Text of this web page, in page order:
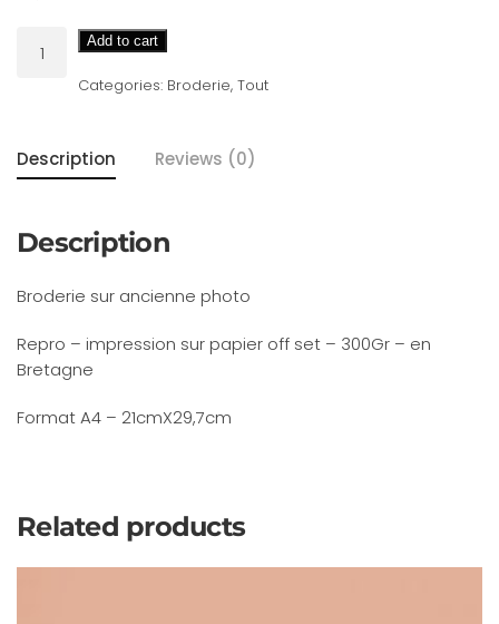
quantity
Add to cart
Categories: Broderie, Tout
Description Reviews (0)
Description
Broderie sur ancienne photo
Repro – impression sur papier off set – 300Gr – en
Bretagne
Format A4 – 21cmX29,7cm
Related products